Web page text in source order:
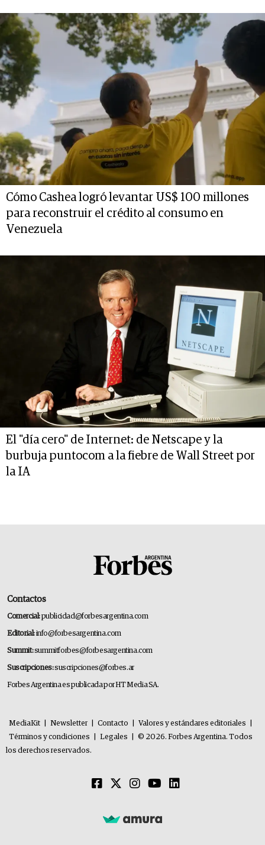
Cómo Cashea logró levantar US$ 100 millones
para reconstruir el crédito al consumo en
Venezuela
El "día cero" de Internet: de Netscape y la
burbuja puntocom a la fiebre de Wall Street por
la IA
Contactos
Comercial:publicidad@forbesargentina.com
Editorial:info@forbesargentina.com
Summit:summitforbes@forbesargentina.com
Suscripciones:suscripciones@forbes.ar
Forbes Argentina es publicada por HT Media SA.
MediaKit Newsletter Contacto Valores y estándares editoriales
Términos y condiciones
Legales
© 2026. Forbes Argentina. Todos
los derechos reservados.